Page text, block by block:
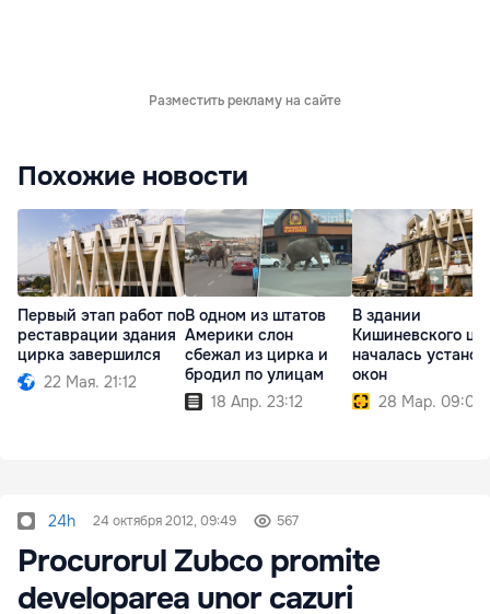
Разместить рекламу на сайте
Похожие новости
Первый этап работ по
реставрации здания
цирка завершился
22 Мая. 21:12
В одном из штатов
Америки слон
сбежал из цирка и
бродил по улицам
18 Апр. 23:12
В здании
Кишиневского
началась
окон
28 Мар. 09:00
24h 24 октября 2012, 09:49 567
Procurorul Zubco promite
developarea unor cazuri